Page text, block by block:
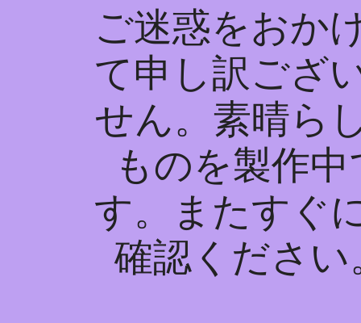
ご迷惑をおか
て申し訳ござ
せん。素晴ら
ものを製作中
す。またすぐ
確認ください